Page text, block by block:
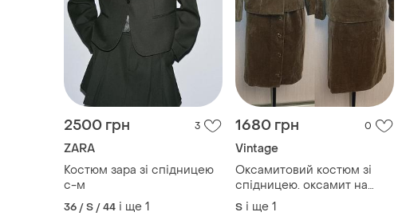
2500 грн 3
ZARA
Костюм зара зі спідницею
с-м
36 / S / 44 і ще 1
1680 грн 0
Vintage
Оксамитовий костюм зі
спідницею. оксамит на
бавовні
S і ще 1